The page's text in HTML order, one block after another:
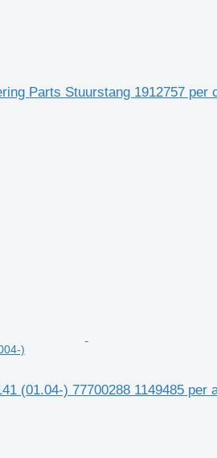
Parts Stuurstang 1912757 per
)
(01.04-) 77700288 1149485 per